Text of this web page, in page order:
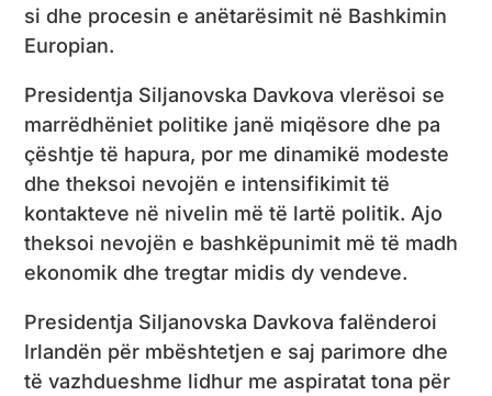
si dhe procesin e anëtarësimit në Bashkimin
Europian.
Presidentja Siljanovska Davkova vlerësoi se
marrëdhëniet politike janë miqësore dhe pa
çështje të hapura, por me dinamikë modeste
dhe theksoi nevojën e intensifikimit të
kontakteve në nivelin më të lartë politik. Ajo
theksoi nevojën e bashkëpunimit më të madh
ekonomik dhe tregtar midis dy vendeve.
Presidentja Siljanovska Davkova falënderoi
Irlandën për mbështetjen e saj parimore dhe
të vazhdueshme lidhur me aspiratat tona për